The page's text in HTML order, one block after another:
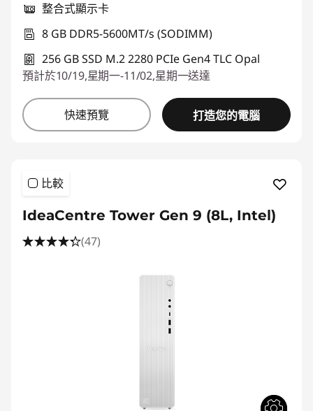
整合式顯示卡
8 GB DDR5-5600MT/s (SODIMM)
256 GB SSD M.2 2280 PCIe Gen4 TLC Opal
預計於10/19,星期一-11/02,星期一送達
快速預覽 打造您的電腦
比較
IdeaCentre Tower Gen 9 (8L, Intel)
(47)